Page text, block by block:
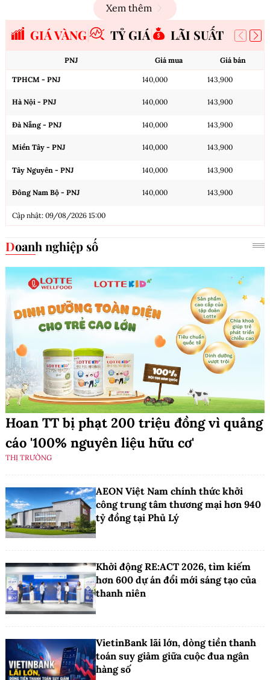
Xem thêm
GIÁ VÀNG TỶ GIÁ LÃI SUẤT
PNJ Giá mua Giá bán
TPHCM - PNJ 140,000 143,900
Hà Nội - PNJ 140,000 143,900
Đà Nẵng - PNJ 140,000 143,900
Miền Tây - PNJ 140,000 143,900
Tây Nguyên - PNJ 140,000 143,900
Đông Nam Bộ - PNJ 140,000 143,900
Cập nhật: 09/08/2026 15:00
Doanh nghiệp số
Hoan TT bị phạt 200 triệu đồng vì quảng
cáo '100% nguyên liệu hữu cơ'
THỊ TRƯỜNG
AEON Việt Nam chính thức khởi
công trung tâm thương mại hơn 940
tỷ đồng tại Phủ Lý
Khởi động RE:ACT 2026, tìm kiếm
hơn 600 dự án đổi mới sáng tạo của
thanh niên
VietinBank lãi lớn, dòng tiền thanh
toán suy giảm giữa cuộc đua ngân
hàng số